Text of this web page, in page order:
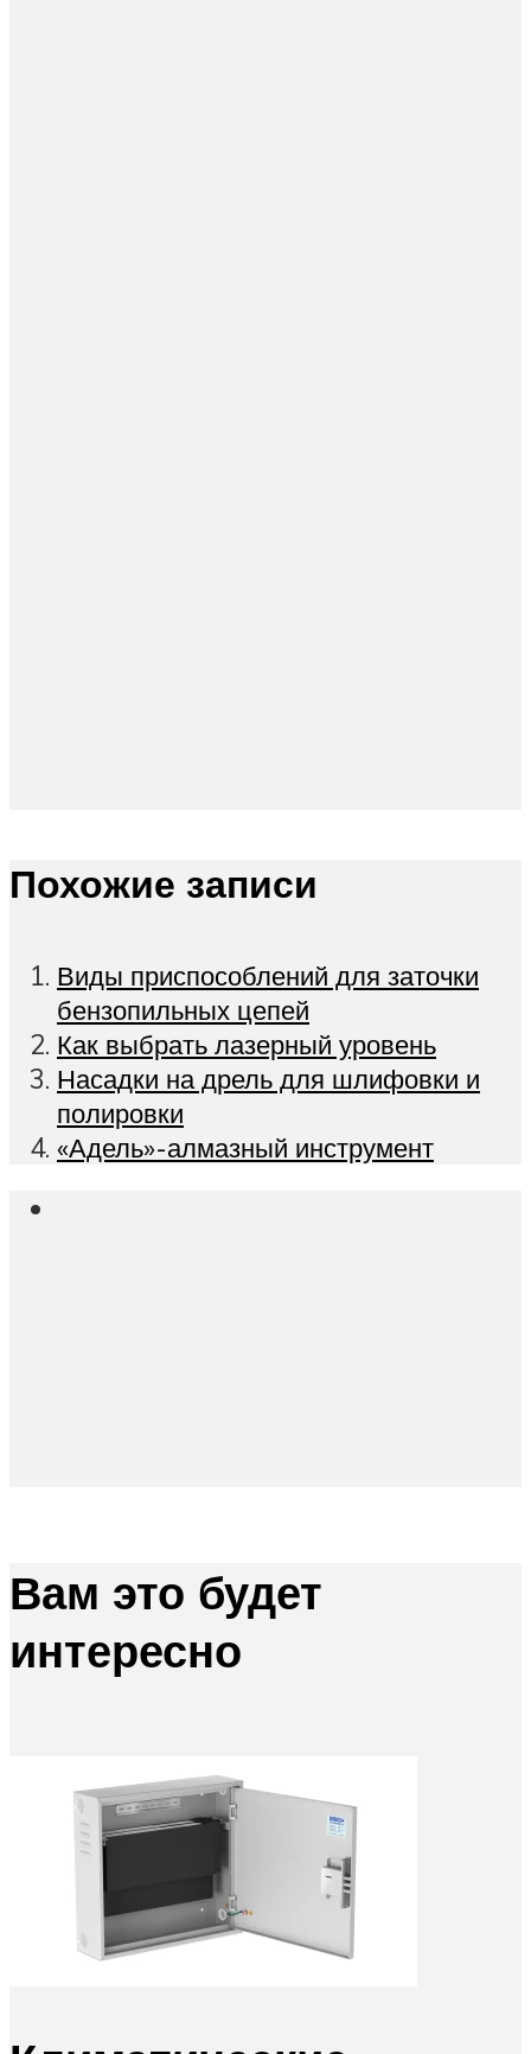
Похожие записи
Виды приспособлений для заточки
бензопильных цепей
Как выбрать лазерный уровень
Насадки на дрель для шлифовки и
полировки
«Адель»-алмазный инструмент
Вам это будет
интересно